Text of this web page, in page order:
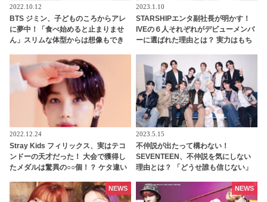
2022.10.12
BTS ジミン、子どものころからアレ
に夢中！「食べ始めると止まりませ
ん」スリムな体型からは想像もでき
2023.1.10
STARSHIPエンタ副社長が明かす！
IVEの６人それぞれがデビューメンバ
ーに選ばれた理由とは？ 実力はもち
い努力、勤勉さ、情熱・・ 納得のワ
ケが明かされる
2022.12.24
Stray Kids フィリックス、実はテコ
ンドーの天才だった！ 大会で獲得し
たメダルは驚異の○○個！？ ケタ違い
2023.5.15
不仲説が出たって構わない！
SEVENTEEN、不仲説を気にしない
理由とは？ 「どうせ誰も信じない」
ァン感動
NEWS NEWS